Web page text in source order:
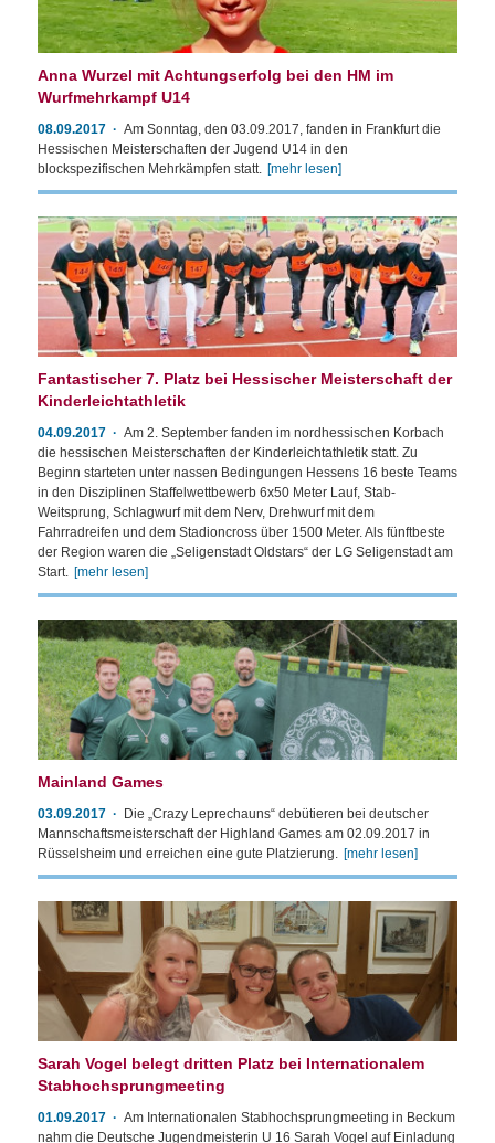
Anna Wurzel mit Achtungserfolg bei den HM im
Wurfmehrkampf U14
08.09.2017
Am Sonntag, den 03.09.2017, fanden in Frankfurt die
Hessischen Meisterschaften der Jugend U14 in den
blockspezifischen Mehrkämpfen statt. [mehr lesen]
Fantastischer 7. Platz bei Hessischer Meisterschaft der
Kinderleichtathletik
04.09.2017
Am 2. September fanden im nordhessischen Korbach
die hessischen Meisterschaften der Kinderleichtathletik statt. Zu
Beginn starteten unter nassen Bedingungen Hessens 16 beste Teams
in den Disziplinen Staffelwettbewerb 6x50 Meter Lauf, Stab-
Weitsprung, Schlagwurf mit dem Nerv, Drehwurf mit dem
Fahrradreifen und dem Stadioncross über 1500 Meter. Als fünftbeste
der Region waren die „Seligenstadt Oldstars“ der LG Seligenstadt am
Start. [mehr lesen]
Mainland Games
03.09.2017
Die „Crazy Leprechauns“ debütieren bei deutscher
Mannschaftsmeisterschaft der Highland Games am 02.09.2017 in
Rüsselsheim und erreichen eine gute Platzierung. [mehr lesen]
Sarah Vogel belegt dritten Platz bei Internationalem
Stabhochsprungmeeting
01.09.2017
Am Internationalen Stabhochsprungmeeting in Beckum
nahm die Deutsche Jugendmeisterin U 16 Sarah Vogel auf Einladung